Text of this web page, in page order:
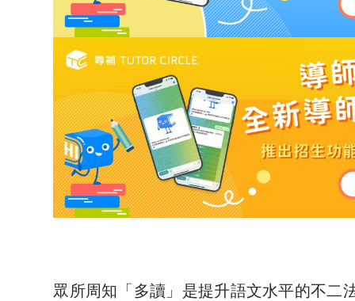
眾所周知「多讀」是提升語文水平的不二